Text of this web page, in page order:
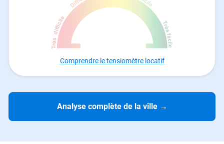
Comprendre le tensiomètre locatif
Analyse complète de la ville →